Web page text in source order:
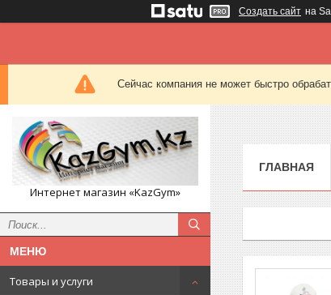
Создать сайт на
Сейчас компания не может быстро
Интернет магазин «KazGym»
Товары и услуги
ГЛАВНАЯ